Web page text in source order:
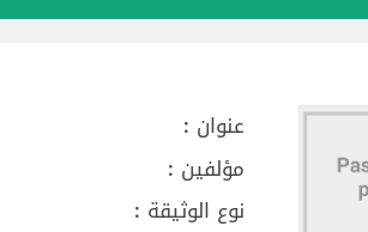
عنوان :
مؤلفين :
نوع الوثيقة :